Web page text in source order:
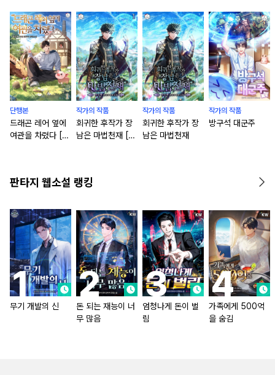
단행본
드래곤 레어 옆에
여관을 차렸다 [단
작가의 작품
회귀한 후작가 장
남은 마법천재 [단
작가의 작품
회귀한 후작가 장
남은 마법천재
작가의 작품
방구석 대군주
판타지 웹소설 랭킹
무기 개발의 신
돈 되는 재능이 너
무 많음
엄청나게 돈이 벌
림
가족에게 500억
을 숨김